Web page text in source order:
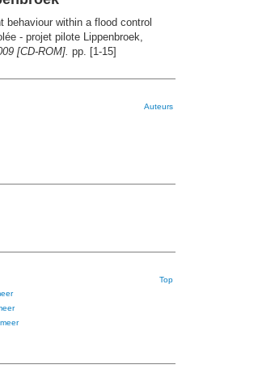
behaviour within a flood control
- projet pilote Lippenbroek,
[CD-ROM]. pp. [1-15]
Auteurs
Top
meer